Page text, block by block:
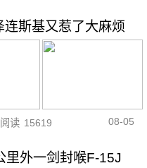
斯基又惹了大麻烦
阅读 15619 08-05
里外一剑封喉F-15J